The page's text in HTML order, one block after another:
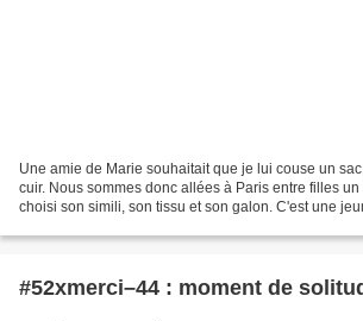
Une amie de Marie souhaitait que je lui couse un
cuir. Nous sommes donc allées à Paris entre filles
choisi son simili, son tissu et son galon. C'est une
#52xmerci–44 : moment de